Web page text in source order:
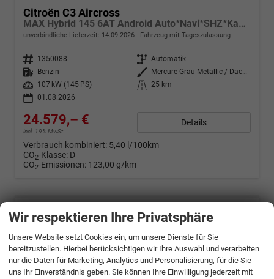
Citroën C3 Aircross
MAX Hybrid 145 6AT Android Auto*Navi*SHZ*Kamera*Totwinkel*Keyless*17"*Klimaauto
unverbindliche Lieferzeit: 14.09.2026 Fahrzeug mit Tageszulassung
Fahrzeugnr. 1350088 Getriebe Automatik
Kraftstoff
Benzin Außenfarbe
Mercure-Grau Metallic / Dach Schwarz
Leistung
107 kW (145 PS) Kilometerstand
25 km
01.08.2026
24.579,– €
incl. 19% MwSt.
Details
Verbrauch kombiniert: 5,40 l/100km
CO2-Klasse: D
CO2-Emissionen: 123,00 g/km
Wir respektieren Ihre Privatsphäre
Unsere Website setzt Cookies ein, um unsere Dienste für Sie
bereitzustellen. Hierbei berücksichtigen wir Ihre Auswahl und verarbeiten
nur die Daten für Marketing, Analytics und Personalisierung, für die Sie
uns Ihr Einverständnis geben. Sie können Ihre Einwilligung jederzeit mit